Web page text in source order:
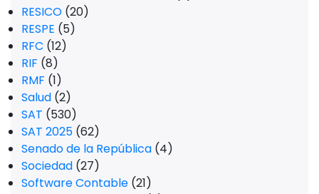
RESICO (20)
RESPE (5)
RFC (12)
RIF (8)
RMF (1)
Salud (2)
SAT (530)
SAT 2025 (62)
Senado de la República (4)
Sociedad (27)
Software Contable (21)